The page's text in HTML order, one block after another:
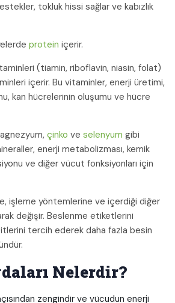
tokluk hissi sağlar ve kabızlık
protein içerir.
(tiamin, riboflavin, niasin, folat)
içerir. Bu vitaminler, enerji üretimi,
kan hücrelerinin oluşumu ve hücre
çinko ve selenyum gibi
enerji metabolizması, kemik
ve diğer vücut fonksiyonları için
işleme yöntemlerine ve içerdiği diğer
değişir. Beslenme etiketlerini
tercih ederek daha fazla besin
Nelerdir?
zengindir ve vücudun enerji